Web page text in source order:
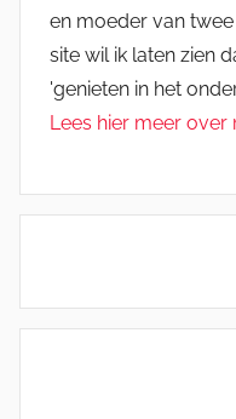
en moeder van
site wil ik laten zien
'genieten in het
Lees hier meer over